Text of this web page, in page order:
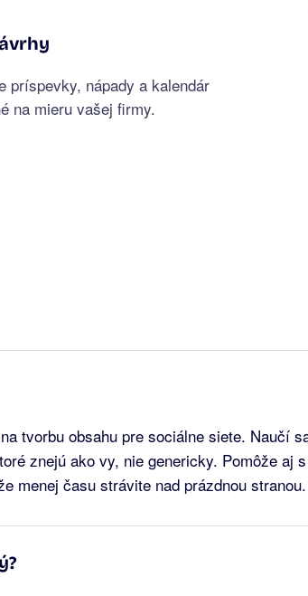
príspevky, nápady a kalendár
na mieru vašej firmy.
tvorbu obsahu pre sociálne siete. Naučí
znejú ako vy, nie genericky. Pomôže aj s
menej času strávite nad prázdnou stranou.